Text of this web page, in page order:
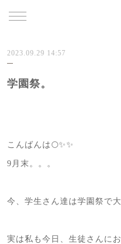
2023.09.29 14:57
学園祭。
こんばんは🌕✨✨
9月末。。。
今、学生さん達は学園祭で大
実は私も今日、生徒さんに